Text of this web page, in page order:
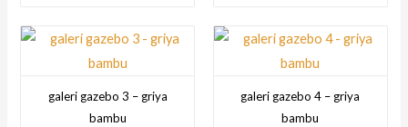
galeri gazebo 3 – griya
bambu
galeri gazebo 4 – griya
bambu